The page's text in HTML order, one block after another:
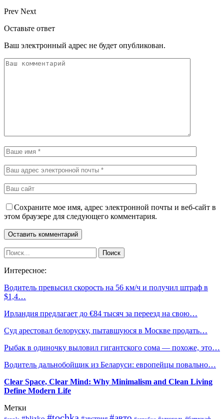
Prev Next
Оставьте ответ
Ваш электронный адрес не будет опубликован.
Сохраните мое имя, адрес электронной почты и веб-сайт в
этом браузере для следующего комментария.
Интересное:
Водитель превысил скорость на 56 км/ч и получил штраф в
$1,4…
Ирландия предлагает до €84 тысяч за переезд на свою…
Суд арестовал белоруску, пытавшуюся в Москве продать…
Рыбак в одиночку выловил гигантского сома — похоже, это…
Водитель дальнобойщик из Беларуси: европейцы повально…
Clear Space, Clear Mind: Why Minimalism and Clean Living
Define Modern Life
Метки